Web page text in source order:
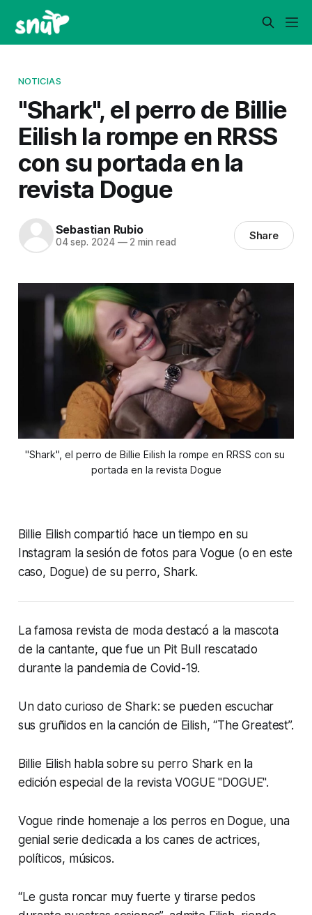
NOTICIAS
"Shark", el perro de Billie
Eilish la rompe en RRSS
con su portada en la
revista Dogue
Sebastian Rubio
04 sep. 2024 —2 min read Share
"Shark", el perro de Billie Eilish la rompe en RRSS con su
portada en la revista Dogue
Billie Eilish compartió hace un tiempo en su
Instagram la sesión de fotos para Vogue (o en este
caso, Dogue) de su perro, Shark.
La famosa revista de moda destacó a la mascota
de la cantante, que fue un Pit Bull rescatado
durante la pandemia de Covid-19.
Un dato curioso de Shark: se pueden escuchar
sus gruñidos en la canción de Eilish, “The Greatest”.
Billie Eilish habla sobre su perro Shark en la
edición especial de la revista VOGUE "DOGUE".
Vogue rinde homenaje a los perros en Dogue, una
genial serie dedicada a los canes de actrices,
políticos, músicos.
“Le gusta roncar muy fuerte y tirarse pedos